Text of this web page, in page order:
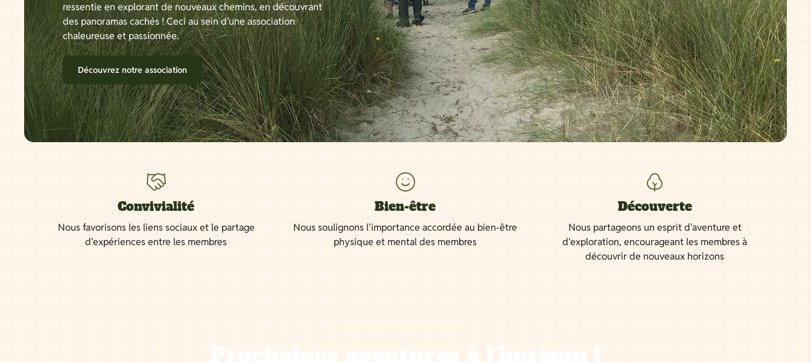
ressentie en explorant de nouveaux chemins, en découvrant
des panoramas cachés ! Ceci au sein d’une association
chaleureuse et passionnée.
Découvrez notre association
Convivialité
Nous favorisons les liens sociaux et le partage
d'expériences entre les membres
Bien-être
Nous soulignons l'importance accordée au bien-être
physique et mental des membres
Découverte
Nous partageons un esprit d'aventure et
d'exploration, encourageant les membres à
découvrir de nouveaux horizons
Prochaines aventures à l'horizon !